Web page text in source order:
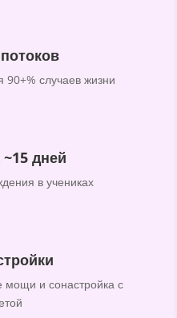
случаев жизни
дней
в учениках
мощи и сонастройка с